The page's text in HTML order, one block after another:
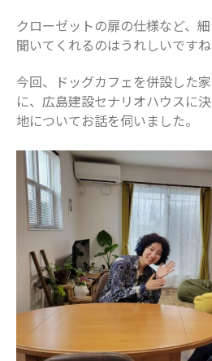
クローゼットの扉の仕様など、
聞いてくれるのはうれしいですね
今回、ドッグカフェを併設した
に、広島建設セナリオハウスに
地についてお話を伺いました。